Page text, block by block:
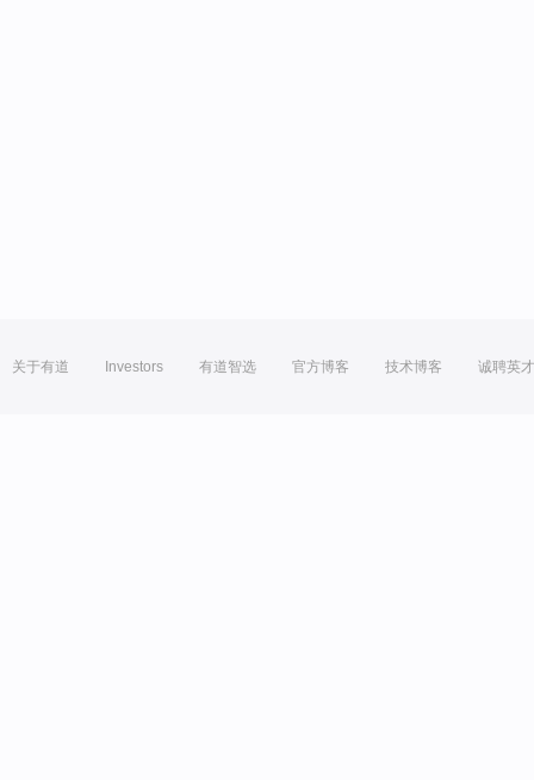
关于有道 Investors 有道智选 官方博客 技术博客 诚聘英才